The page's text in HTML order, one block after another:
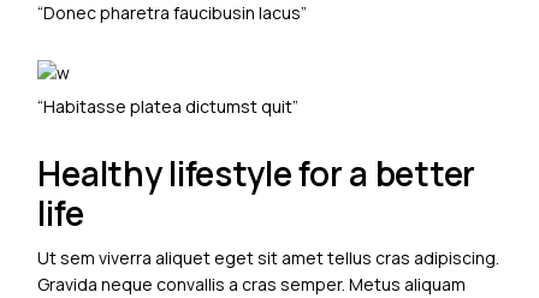
“Donec pharetra faucibusin lacus”
“Habitasse platea dictumst quit”
Healthy lifestyle for a better
life
Ut sem viverra aliquet eget sit amet tellus cras adipiscing.
Gravida neque convallis a cras semper. Metus aliquam